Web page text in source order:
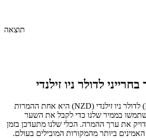
תוצאה
בחרייני לדולר ניו זילנדי
) לדולר ניו זילנדי (
NZD) היא אחת ההמרות
בממיר שלנו כדי לקבל את השער
את ערך ההמרה. הכלי שלנו מתעדכן בזמן
ביותר מהמקורות המובילים בעולם.